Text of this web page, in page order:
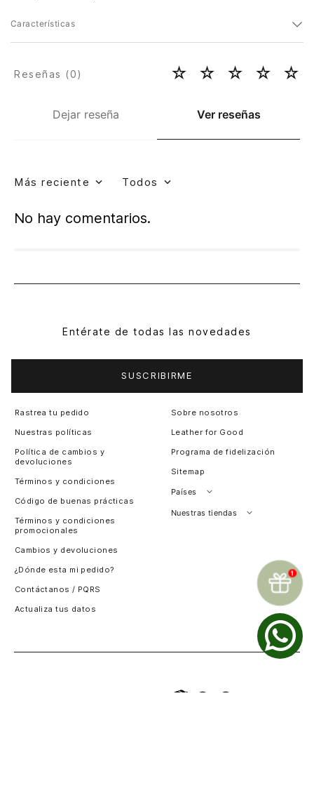
Características
Dejar reseña Ver reseñas
Reseñas (0) ☆ ☆ ☆ ☆ ☆
Más reciente Todos
No hay comentarios.
Entérate de todas las novedades
SUSCRIBIRME
Rastrea tu pedido
Nuestras políticas
Política de cambios y
devoluciones
Términos y condiciones
Código de buenas prácticas
Términos y condiciones
promocionales
Cambios y devoluciones
¿Dónde esta mi pedido?
Contáctanos / PQRS
Actualiza tus datos
Sobre nosotros
Leather for Good
Programa de fidelización
Sitemap
Países
Perú
Nuestras tiendas